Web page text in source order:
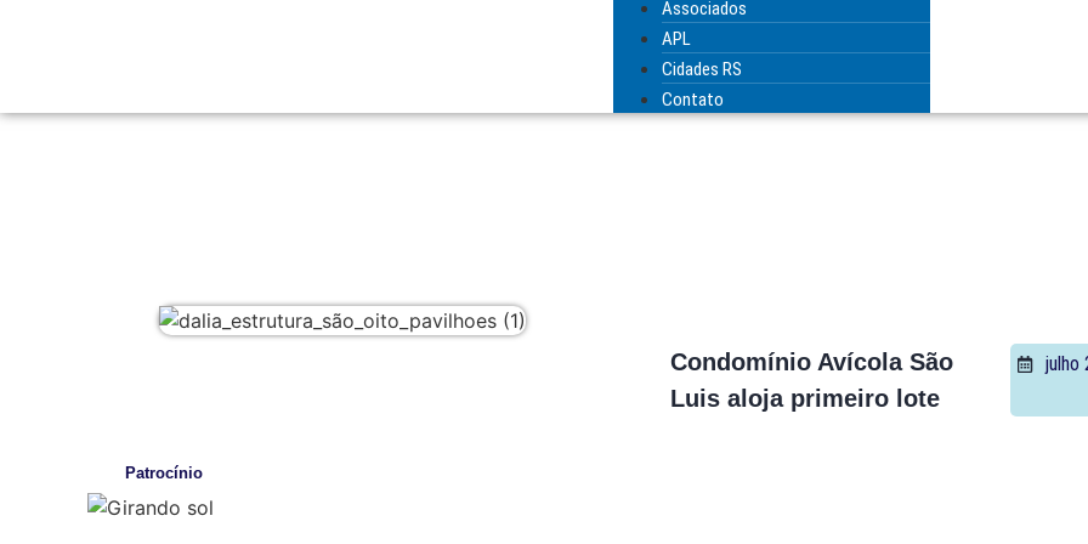
Associados
APL
Cidades RS
Contato
Condomínio Avícola São
Luis aloja primeiro lote
julho
Patrocínio